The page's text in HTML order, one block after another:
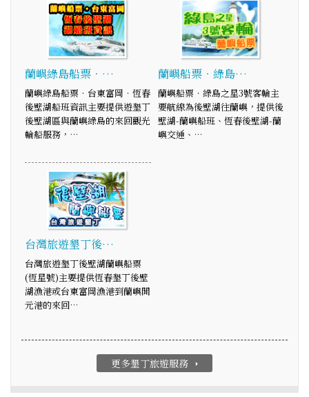
蘭嶼綠島船票‧…
蘭嶼綠島船票‧台東富岡‧恆春
後壁湖船班資訊主要提供遊墾丁
後壁湖區與蘭嶼綠島的來回觀光
輪船服務，…
蘭嶼船票‧綠島…
蘭嶼船票‧綠島之星3號客輪主
要航線為後壁湖往蘭嶼，提供後
壁湖-蘭嶼船班、恆春後壁湖-蘭
嶼交通、…
台灣旅遊墾丁後…
台灣旅遊墾丁後壁湖蘭嶼船票
(恆星號)主要提供恆春墾丁後壁
湖漁港或台東富岡漁港到蘭嶼開
元港的來回…
更多墾丁旅遊服務 arrow_right